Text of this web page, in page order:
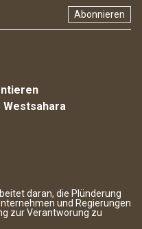
Abonnieren
Westsahara
daran, die Plünderung
und Regierungen
zur Verantworung zu